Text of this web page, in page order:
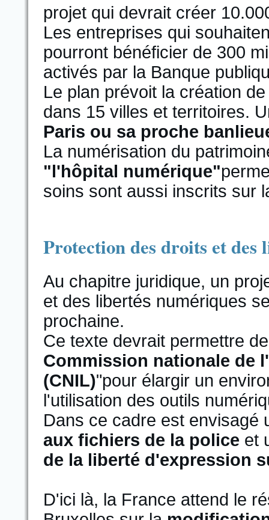
projet qui devrait créer
Les entreprises qui
pourront bénéficier de 300
activés par la Banque
Le plan prévoit la création de
dans 15 villes et territoires.
Paris ou sa proche
La numérisation du
"l'hôpital numérique"
soins sont aussi inscrits sur
Protection des droits et
Au chapitre juridique, un
et des libertés numériques
prochaine.
Ce texte devrait permettre de
Commission nationale de
(CNIL)"pour élargir un
l'utilisation des outils
Dans ce cadre est envisagé
aux fichiers de la police et
de la liberté d'expression
D'ici là, la France attend le